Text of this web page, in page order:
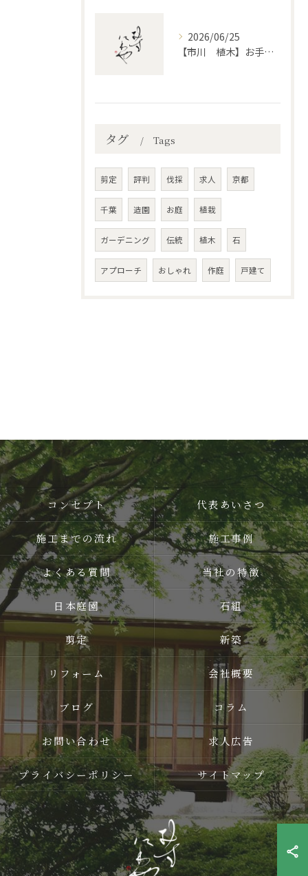
2026/06/25
【市川 植木】お手入れ【和モダンというお庭を考える】
タグ Tags
剪定 評判 伐採 求人 京都
千葉 造園 お庭 植栽
ガーデニング 伝統 植木 石
アプローチ おしゃれ 作庭 戸建て
コンセプト 代表あいさつ
施工までの流れ 施工事例
よくある質問 当社の特徴
日本庭園 石組
剪定 新築
リフォーム 会社概要
ブログ コラム
お問い合わせ 求人広告
プライバシーポリシー サイトマップ